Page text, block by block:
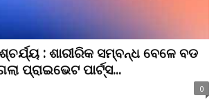
: ଶାରୀରିକ ସମ୍ବନ୍ଧ ବେଳେ ବଡ
ପ୍ରାଇଭେଟ ପାର୍ଟ୍ସ...
0